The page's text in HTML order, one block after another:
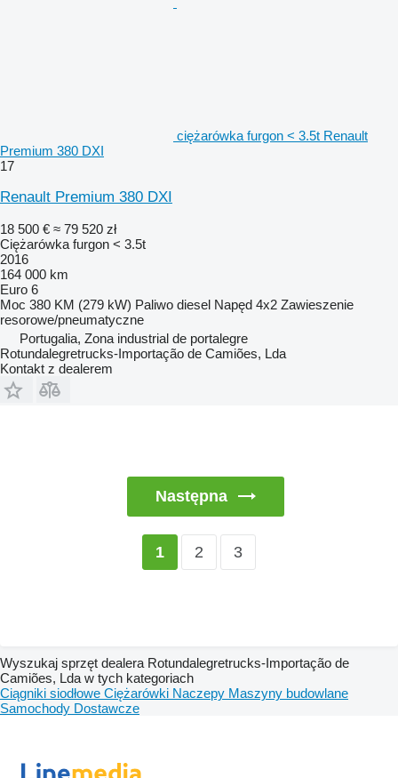
ciężarówka furgon < 3.5t Renault
Premium 380 DXI
17
Renault Premium 380 DXI
18 500 € ≈ 79 520 zł
Ciężarówka furgon < 3.5t
2016
164 000 km
Euro 6
Moc 380 KM (279 kW) Paliwo diesel Napęd 4x2 Zawieszenie
resorowe/pneumatyczne
Portugalia, Zona industrial de portalegre
Rotundalegretrucks-Importação de Camiões, Lda
Kontakt z dealerem
Następna
1 2 3
Wyszukaj sprzęt dealera Rotundalegretrucks-Importação de
Camiões, Lda w tych kategoriach
Ciągniki siodłowe Ciężarówki Naczepy Maszyny budowlane
Samochody Dostawcze